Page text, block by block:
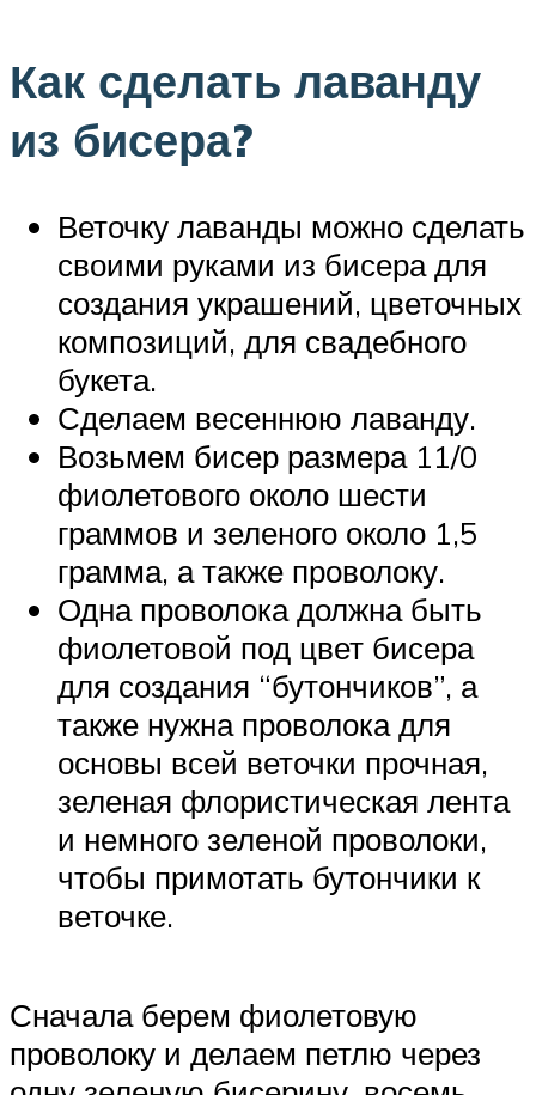
Как сделать лаванду
из бисера?
Веточку лаванды можно сделать
своими руками из бисера для
создания украшений, цветочных
композиций, для свадебного
букета.
Сделаем весеннюю лаванду.
Возьмем бисер размера 11/0
фиолетового около шести
граммов и зеленого около 1,5
грамма, а также проволоку.
Одна проволока должна быть
фиолетовой под цвет бисера
для создания “бутончиков”, а
также нужна проволока для
основы всей веточки прочная,
зеленая флористическая лента
и немного зеленой проволоки,
чтобы примотать бутончики к
веточке.
Сначала берем фиолетовую
проволоку и делаем петлю через